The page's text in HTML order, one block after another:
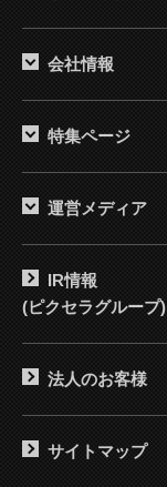
会社情報
特集ページ
運営メディア
IR情報
(ピクセラグループ)
法人のお客様
サイトマップ